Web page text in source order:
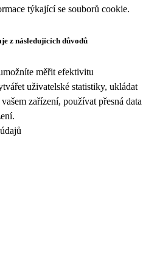
týkající se souborů cookie.
z následujících důvodů
měřit efektivitu
uživatelské statistiky, ukládat
zařízení, používat přesná data